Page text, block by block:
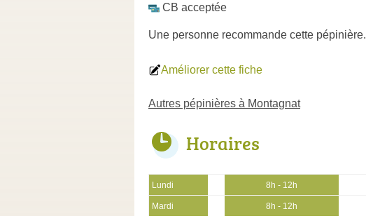
CB acceptée
Une personne recommande cette pépinière.
Améliorer cette fiche
Autres pépinières à Montagnat
Horaires
Lundi 8h - 12h
Mardi 8h - 12h